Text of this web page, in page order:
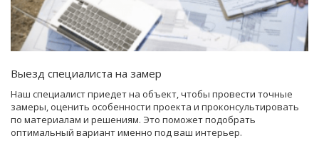
Выезд специалиста на замер
Наш специалист приедет на объект, чтобы провести точные
замеры, оценить особенности проекта и проконсультировать
по материалам и решениям. Это поможет подобрать
оптимальный вариант именно под ваш интерьер.